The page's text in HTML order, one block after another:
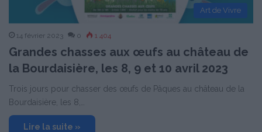
Art de Vivre
14 février 2023 0 1 404
Grandes chasses aux œufs au château de
la Bourdaisière, les 8, 9 et 10 avril 2023
Trois jours pour chasser des œufs de Pâques au château de la
Bourdaisière, les 8,…
Lire la suite »